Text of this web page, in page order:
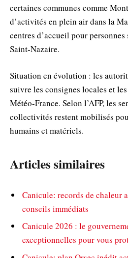
certaines communes comme
d’activités en plein air dans la
centres d’accueil pour personnes
Saint‑Nazaire.
Situation en évolution : les
suivre les consignes locales et
Météo‑France. Selon l’AFP, les
collectivités restent mobilisés
humains et matériels.
Articles similaires
Canicule: records de chaleur
conseils immédiats
Canicule 2026 : le
exceptionnelles pour vous